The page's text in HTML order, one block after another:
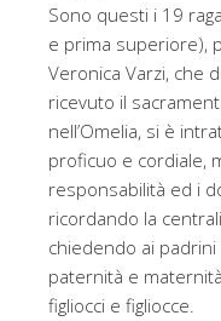
Sono questi i 19
e prima superiore),
Veronica Varzi, che
ricevuto il
nell’Omelia, si è
proficuo e cordiale,
responsabilità ed i
ricordando la
chiedendo ai
paternità e
figliocci e figliocce.